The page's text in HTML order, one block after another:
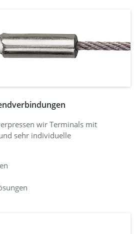
wir Terminals mit
sehr individuelle